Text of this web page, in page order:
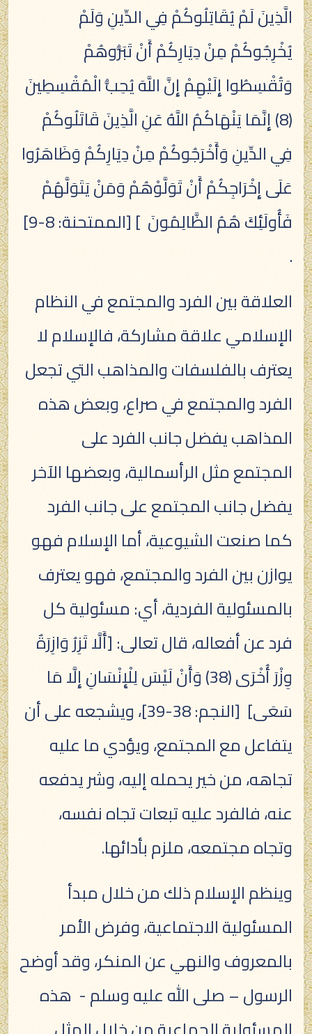
الَّذِينَ لَمْ يُقَاتِلُوكُمْ فِي الدِّينِ وَلَمْ
يُخْرِجُوكُمْ مِنْ دِيَارِكُمْ أَنْ تَبَرُّوهُمْ
وَتُقْسِطُوا إِلَيْهِمْ إِنَّ اللَّهَ يُحِبُّ الْمُقْسِطِينَ
(8) إِنَّمَا يَنْهَاكُمُ اللَّهُ عَنِ الَّذِينَ قَاتَلُوكُمْ
فِي الدِّينِ وَأَخْرَجُوكُمْ مِنْ دِيَارِكُمْ وَظَاهَرُوا
عَلَى إِخْرَاجِكُمْ أَنْ تَوَلَّوْهُمْ وَمَنْ يَتَوَلَّهُمْ
فَأُولَئِكَ هُمُ الظَّالِمُونَ ] [الممتحنة: 8-9]
.
العلاقة بين الفرد والمجتمع في النظام
الإسلامي علاقة مشاركة، فالإسلام لا
يعترف بالفلسفات والمذاهب التي تجعل
الفرد والمجتمع في صراع، وبعض هذه
المذاهب يفضل جانب الفرد على
المجتمع مثل الرأسمالية، وبعضها الآخر
يفضل جانب المجتمع على جانب الفرد
كما صنعت الشيوعية، أما الإسلام فهو
يوازن بين الفرد والمجتمع، فهو يعترف
بالمسئولية الفردية، أي: مسئولية كل
فرد عن أفعاله، قال تعالى: [أَلَّا تَزِرُ وَازِرَةٌ
وِزْرَ أُخْرَى (38) وَأَنْ لَيْسَ لِلْإِنْسَانِ إِلَّا مَا
سَعَى] [النجم: 38-39]، ويشجعه على أن
يتفاعل مع المجتمع، ويؤدي ما عليه
تجاهه، من خير يحمله إليه، وشر يدفعه
عنه، فالفرد عليه تبعات تجاه نفسه،
وتجاه مجتمعه، ملزم بأدائها.
وينظم الإسلام ذلك من خلال مبدأ
المسئولية الاجتماعية، وفرض الأمر
بالمعروف والنهي عن المنكر، وقد أوضح
الرسول – صلى الله عليه وسلم - هذه